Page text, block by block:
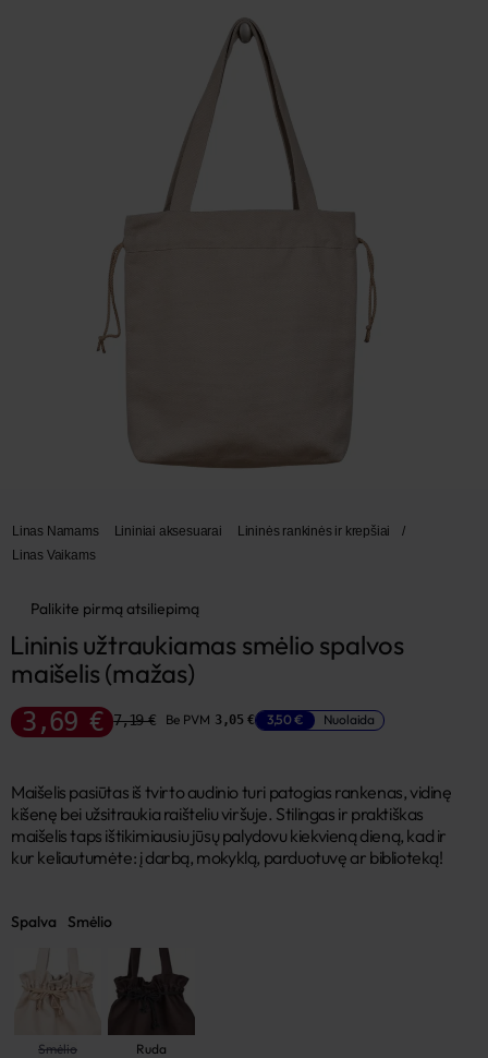
Linas Namams Lininiai aksesuarai Lininės rankinės ir krepšiai
/
Linas Vaikams
Palikite pirmą atsiliepimą
Lininis užtraukiamas smėlio spalvos
maišelis (mažas)
3,69 € 7,19 € Be PVM 3,05 € 3,50 € Nuolaida
Maišelis pasiūtas iš tvirto audinio turi patogias rankenas, vidinę
kišenę bei užsitraukia raišteliu viršuje. Stilingas ir praktiškas
maišelis taps ištikimiausiu jūsų palydovu kiekvieną dieną, kad ir
kur keliautumėte: į darbą, mokyklą, parduotuvę ar biblioteką!
Spalva Smėlio
Smėlio Ruda